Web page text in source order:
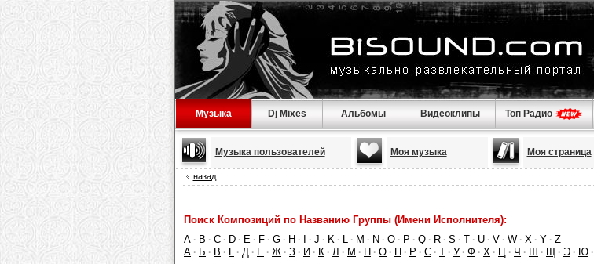
Музыка Dj Mixes Альбомы Видеоклипы Топ Радио
Музыка пользователей Моя музыка Моя страница
назад
Поиск Композиций по Названию Группы (Имени Исполнителя):
A · B · C · D · E · F · G · H · · J · K · L · M · N · O · P · Q · R · S · T · U · V · W · X · Y · Z
А · Б · В · Г · Д · Е · Ж · З · И · К · Л · М · Н · О · П · Р · С · Т · У · Ф · Х · Ц · Ч · Ш · Щ · Э · Ю ·